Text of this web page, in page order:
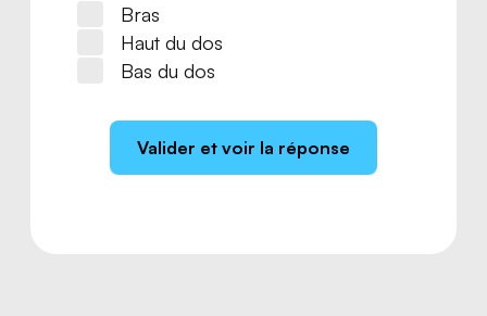
Bras
Haut du dos
Bas du dos
Valider et voir la réponse